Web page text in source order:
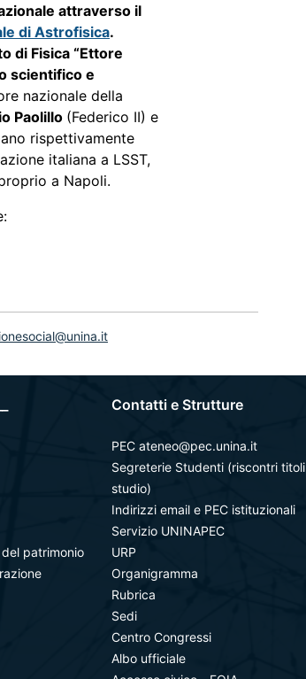
attraverso il
di Astrofisica.
di Fisica “Ettore
scientifico e
nazionale della
Paolillo (Federico II) e
rispettivamente
italiana a LSST,
a Napoli.
patrimonio
Contatti e Strutture
PEC ateneo@pec.unina.it
Segreterie Studenti (riscontri titoli
studio)
Indirizzi email e PEC istituzionali
Servizio UNINAPEC
URP
Organigramma
Rubrica
Sedi
Centro Congressi
Albo ufficiale